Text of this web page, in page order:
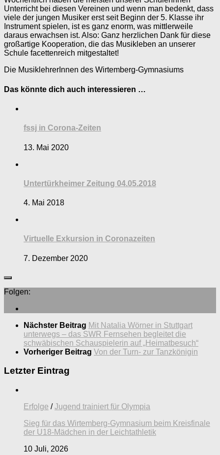
Unterricht bei diesen Vereinen und wenn man bedenkt, dass
viele der jungen Musiker erst seit Beginn der 5. Klasse ihr
Instrument spielen, ist es ganz enorm, was mittlerweile
daraus erwachsen ist. Also: Ganz herzlichen Dank für diese
großartige Kooperation, die das Musikleben an unserer
Schule facettenreich mitgestaltet!
Die MusiklehrerInnen des Wirtemberg-Gymnasiums
Das könnte dich auch interessieren …
fssj in Corona-Zeiten
13. Mai 2020
Untertürkheimer Zeitung 04.05.2018
4. Mai 2018
Virtuelle Exkursion in Coronazeiten
7. Dezember 2020
Folgen:
Nächster Beitrag Mit Natalia Wörner in Stuttgart
unterwegs – das SWR Fernsehen begleitet die
schwäbischen Schauspielerin auf „Heimatbesuch“
Vorheriger Beitrag Von der Turn- zur Tanzkönigin
Letzter Eintrag
Erfolge /Jugend trainiert für Olympia
Sieg für das Wirtemberg-Gymnasium beim Kreisfinale
der U18-Mädchen in der Leichtathletik
10 Juli, 2026